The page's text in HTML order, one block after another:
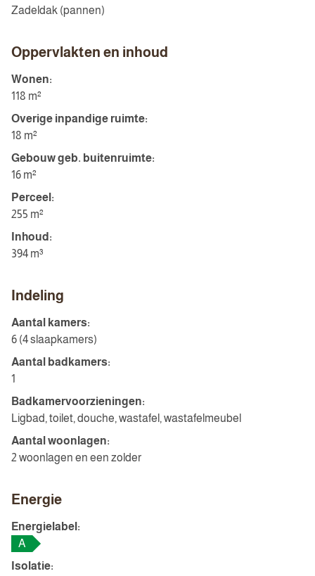
Zadeldak (pannen)
Oppervlakten en inhoud
Wonen:
118 m²
Overige inpandige ruimte:
18 m²
Gebouw geb. buitenruimte:
16 m²
Perceel:
255 m²
Inhoud:
394 m³
Indeling
Aantal kamers:
6 (4 slaapkamers)
Aantal badkamers:
1
Badkamervoorzieningen:
Ligbad, toilet, douche, wastafel, wastafelmeubel
Aantal woonlagen:
2 woonlagen en een zolder
Energie
Energielabel:
A
Isolatie: